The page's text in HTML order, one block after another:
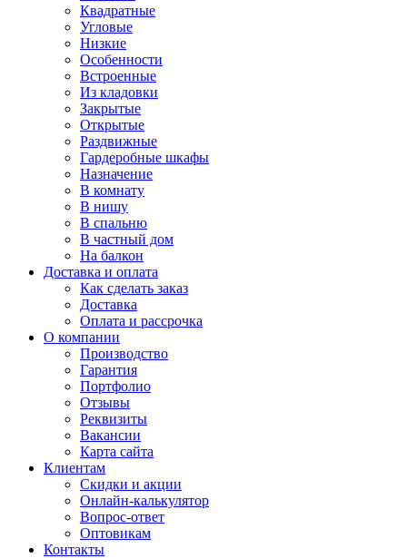
Квадратные
Угловые
Низкие
Особенности
Встроенные
Из кладовки
Закрытые
Открытые
Раздвижные
Гардеробные шкафы
Назначение
В комнату
В нишу
В спальню
В частный дом
На балкон
Доставка и оплата
Как сделать заказ
Доставка
Оплата и рассрочка
О компании
Производство
Гарантия
Портфолио
Отзывы
Реквизиты
Вакансии
Карта сайта
Клиентам
Скидки и акции
Онлайн-калькулятор
Вопрос-ответ
Оптовикам
Контакты